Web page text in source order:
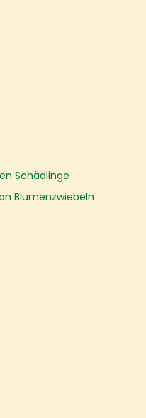
Schädlinge
Blumenzwiebeln